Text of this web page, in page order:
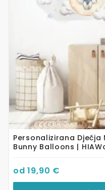
Personalizirana Dječja
Bunny Balloons |
od19,90 €